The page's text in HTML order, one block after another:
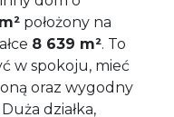
położony na
8 639 m². To
w spokoju, mieć
oraz wygodny
działka,